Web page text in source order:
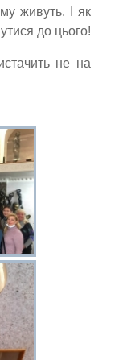
живуть. І як
до цього!
не на